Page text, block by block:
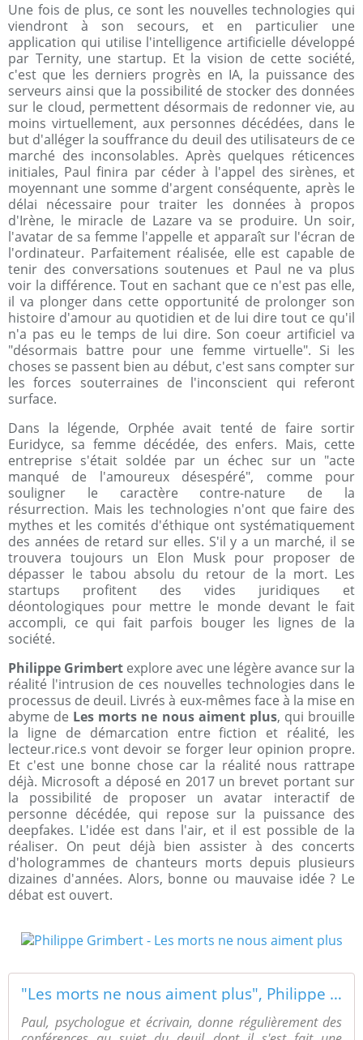
Une fois de plus, ce sont les nouvelles technologies qui
viendront à son secours, et en particulier une
application qui utilise l'intelligence artificielle développé
par Ternity, une startup. Et la vision de cette société,
c'est que les derniers progrès en IA, la puissance des
serveurs ainsi que la possibilité de stocker des données
sur le cloud, permettent désormais de redonner vie, au
moins virtuellement, aux personnes décédées, dans le
but d'alléger la souffrance du deuil des utilisateurs de ce
marché des inconsolables. Après quelques réticences
initiales, Paul finira par céder à l'appel des sirènes, et
moyennant une somme d'argent conséquente, après le
délai nécessaire pour traiter les données à propos
d'Irène, le miracle de Lazare va se produire. Un soir,
l'avatar de sa femme l'appelle et apparaît sur l'écran de
l'ordinateur. Parfaitement réalisée, elle est capable de
tenir des conversations soutenues et Paul ne va plus
voir la différence. Tout en sachant que ce n'est pas elle,
il va plonger dans cette opportunité de prolonger son
histoire d'amour au quotidien et de lui dire tout ce qu'il
n'a pas eu le temps de lui dire. Son coeur artificiel va
"désormais battre pour une femme virtuelle". Si les
choses se passent bien au début, c'est sans compter sur
les forces souterraines de l'inconscient qui referont
surface.
Dans la légende, Orphée avait tenté de faire sortir
Euridyce, sa femme décédée, des enfers. Mais, cette
entreprise s'était soldée par un échec sur un "acte
manqué de l'amoureux désespéré", comme pour
souligner le caractère contre-nature de la
résurrection. Mais les technologies n'ont que faire des
mythes et les comités d'éthique ont systématiquement
des années de retard sur elles. S'il y a un marché, il se
trouvera toujours un Elon Musk pour proposer de
dépasser le tabou absolu du retour de la mort. Les
startups profitent des vides juridiques et
déontologiques pour mettre le monde devant le fait
accompli, ce qui fait parfois bouger les lignes de la
société.
Philippe Grimbert explore avec une légère avance sur la
réalité l'intrusion de ces nouvelles technologies dans le
processus de deuil. Livrés à eux-mêmes face à la mise en
abyme de Les morts ne nous aiment plus, qui brouille
la ligne de démarcation entre fiction et réalité, les
lecteur.rice.s vont devoir se forger leur opinion propre.
Et c'est une bonne chose car la réalité nous rattrape
déjà. Microsoft a déposé en 2017 un brevet portant sur
la possibilité de proposer un avatar interactif de
personne décédée, qui repose sur la puissance des
deepfakes. L'idée est dans l'air, et il est possible de la
réaliser. On peut déjà bien assister à des concerts
d'hologrammes de chanteurs morts depuis plusieurs
dizaines d'années. Alors, bonne ou mauvaise idée ? Le
débat est ouvert.
"Les morts ne nous aiment plus", Philippe Grimbert
Paul, psychologue et écrivain, donne régulièrement des